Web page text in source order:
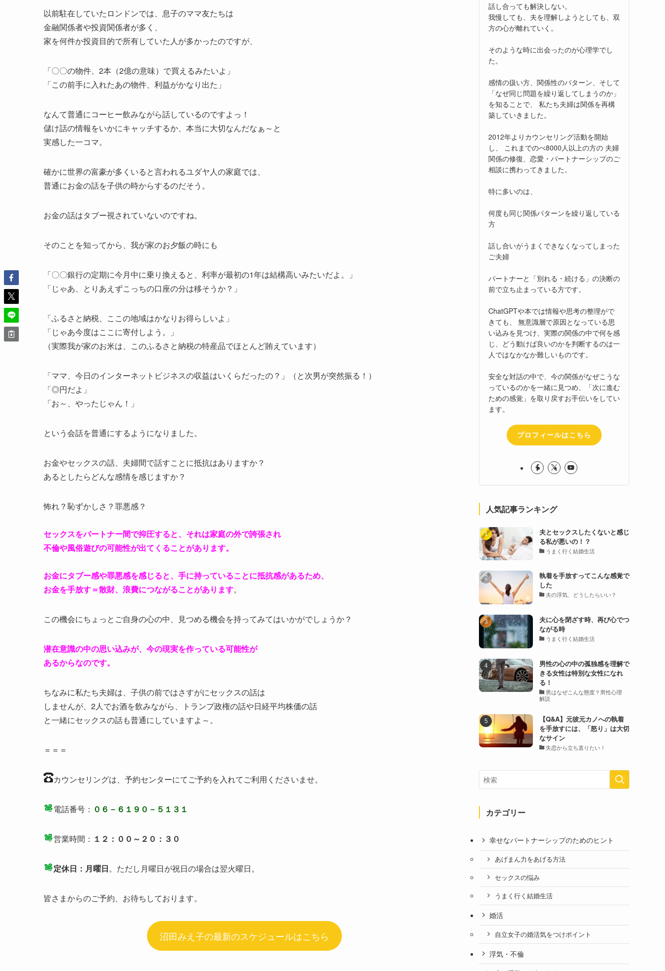
以前駐在していたロンドンでは、息子のママ友たちは
金融関係者や投資関係者が多く、
家を何件か投資目的で所有していた人が多かったのですが、
「〇〇の物件、2本（2億の意味）で買えるみたいよ」
「この前手に入れたあの物件、利益がかなり出た」
なんて普通にコーヒー飲みながら話しているのですよっ！
儲け話の情報をいかにキャッチするか、本当に大切なんだなぁ～と
実感した一コマ。
確かに世界の富豪が多くいると言われるユダヤ人の家庭では、
普通にお金の話を子供の時からするのだそう。
お金の話はタブー視されていないのですね。
そのことを知ってから、我が家のお夕飯の時にも
「〇〇銀行の定期に今月中に乗り換えると、利率が最初の1年は結構高いみたいだよ。」
「じゃあ、とりあえずこっちの口座の分は移そうか？」
「ふるさと納税、ここの地域はかなりお得らしいよ」
「じゃあ今度はここに寄付しよう。」
（実際我が家のお米は、このふるさと納税の特産品でほとんど賄えています）
「ママ、今日のインターネットビジネスの収益はいくらだったの？」（と次男が突然振る！）
「◎円だよ」
「お～、やったじゃん！」
という会話を普通にするようになりました。
お金やセックスの話、夫婦間で話すことに抵抗はありますか？
あるとしたらどんな感情を感じますか？
怖れ？恥ずかしさ？罪悪感？
セックスをパートナー間で抑圧すると、それは家庭の外で誇張され
不倫や風俗遊びの可能性が出てくることがあります。
お金にタブー感や罪悪感を感じると、手に持っていることに抵抗感があるため、
お金を手放す＝散財、浪費につながることがあります。
この機会にちょっとご自身の心の中、見つめる機会を持ってみてはいかがでしょうか？
潜在意識の中の思い込みが、今の現実を作っている可能性が
あるからなのです。
ちなみに私たち夫婦は、子供の前ではさすがにセックスの話は
しませんが、2人でお酒を飲みながら、トランプ政権の話や日経平均株価の話
と一緒にセックスの話も普通にしていますよ～。
＝＝＝
カウンセリングは、予約センターにてご予約を入れてご利用くださいませ。
電話番号： ０６－６１９０－５１３１
営業時間： １２：００～２０：３０
定休日：月曜日。ただし月曜日が祝日の場合は翌火曜日。
皆さまからのご予約、お待ちしております。
沼田みえ子の最新のスケジュールはこちら
話し合っても解決しない。
我慢しても、夫を理解しようとしても、双
方の心が離れていく。
そのような時に出会ったのが心理学でし
た。
感情の扱い方、関係性のパターン、そして
「なぜ同じ問題を繰り返してしまうのか」
を知ることで、 私たち夫婦は関係を再構
築していきました。
2012年よりカウンセリング活動を開始
し、 これまでのべ8000人以上の方の 夫婦
関係の修復、恋愛・パートナーシップのご
相談に携わってきました。
特に多いのは、
何度も同じ関係パターンを繰り返している
方
話し合いがうまくできなくなってしまった
ご夫婦
パートナーと「別れる・続ける」の決断の
前で立ち止まっている方です。
ChatGPTや本では情報や思考の整理がで
きても、 無意識層で原因となっている思
い込みを見つけ、実際の関係の中で何を感
じ、どう動けば良いのかを判断するのは一
人ではなかなか難しいものです。
安全な対話の中で、今の関係がなぜこうな
っているのかを一緒に見つめ、「次に進む
ための感覚」を取り戻すお手伝いをしてい
ます。
プロフィールはこちら
人気記事ランキング
夫とセックスしたくないと感じ
る私が悪いの！？
うまく行く結婚生活
執着を手放すってこんな感覚で
した
夫の浮気、どうしたらいい？
夫に心を閉ざす時、再び心でつ
ながる時
うまく行く結婚生活
男性の心の中の孤独感を理解で
きる女性は特別な女性になれ
る！
男はなぜこんな態度？男性心理
解説
【Q&A】元彼元カノへの執着
を手放すには、「怒り」は大切
なサイン
失恋から立ち直りたい！
カテゴリー
幸せなパートナーシップのためのヒント
あげまん力をあげる方法
セックスの悩み
うまく行く結婚生活
婚活
自立女子の婚活気をつけポイント
浮気・不倫